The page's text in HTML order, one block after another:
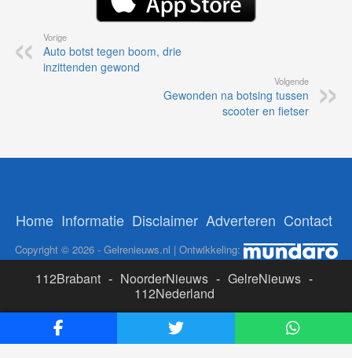
Vorige
Auto botst tegen boom, drie
inzittenden gewond
Volgende
Gewonden na botsing tussen
scooter en fietser
Home Informatie Disclaimer Adverteren Contact
Copyright © 2026 - Gelrenieuws.nl | Ontwikkeling:
112Brabant - NoorderNieuws - GelreNieuws -
112Nederland
ADS:
Likesbet Casino-OnlineCasinoReports.nl-